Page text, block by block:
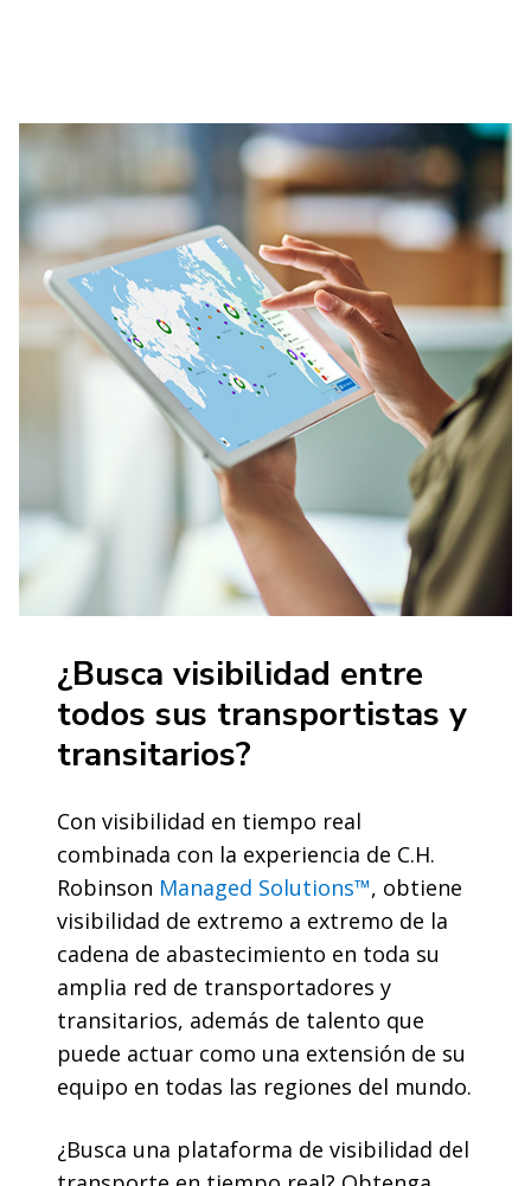
¿Busca visibilidad entre
todos sus transportistas y
transitarios?
Con visibilidad en tiempo real
combinada con la experiencia de C.H.
Robinson Managed Solutions™, obtiene
visibilidad de extremo a extremo de la
cadena de abastecimiento en toda su
amplia red de transportadores y
transitarios, además de talento que
puede actuar como una extensión de su
equipo en todas las regiones del mundo.
¿Busca una plataforma de visibilidad del